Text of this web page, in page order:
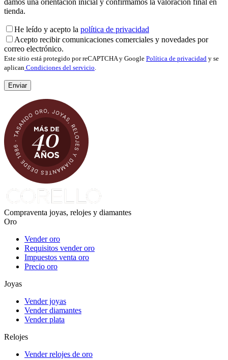
damos una orientación inicial y confirmamos la valoración final en
tienda.
He leído y acepto la política de privacidad
Acepto recibir comunicaciones comerciales y novedades por
correo electrónico.
Este sitio está protegido por reCAPTCHA y Google Política de privacidad y se
aplican Condiciones del servicio
Compraventa joyas, relojes y diamantes
Oro
Vender oro
Requisitos vender oro
Impuestos venta oro
Precio oro
Joyas
Vender joyas
Vender diamantes
Vender plata
Relojes
Vender relojes de oro